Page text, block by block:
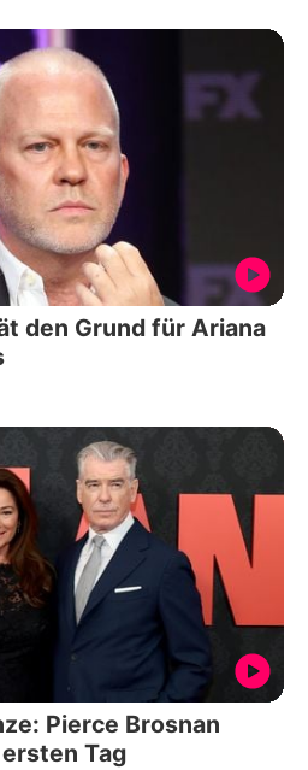
den Grund für Ariana
Pierce Brosnan
Tag